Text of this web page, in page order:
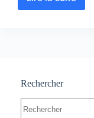
Transistor
et
corrigés
Rechercher
résultat